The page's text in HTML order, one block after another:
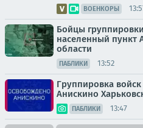
ВОЕНКОРЫ
Бойцы
населенный пункт
области
ПАБЛИКИ 13:52
Группировка
Анискино
ПАБЛИКИ 13:47